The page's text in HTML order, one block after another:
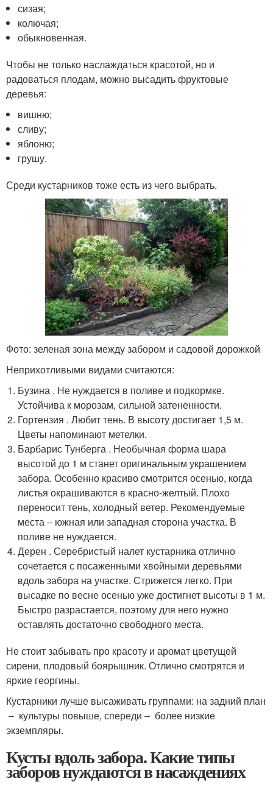
сизая;
колючая;
обыкновенная.
Чтобы не только наслаждаться красотой, но и
радоваться плодам, можно высадить фруктовые
деревья:
вишню;
сливу;
яблоню;
грушу.
Среди кустарников тоже есть из чего выбрать.
Фото: зеленая зона между забором и садовой дорожкой
Неприхотливыми видами считаются:
Бузина . Не нуждается в поливе и подкормке.
Устойчива к морозам, сильной затененности.
Гортензия . Любит тень. В высоту достигает 1,5 м.
Цветы напоминают метелки.
Барбарис Тунберга . Необычная форма шара
высотой до 1 м станет оригинальным украшением
забора. Особенно красиво смотрится осенью, когда
листья окрашиваются в красно-желтый. Плохо
переносит тень, холодный ветер. Рекомендуемые
места ‒ южная или западная сторона участка. В
поливе не нуждается.
Дерен . Серебристый налет кустарника отлично
сочетается с посаженными хвойными деревьями
вдоль забора на участке. Стрижется легко. При
высадке по весне осенью уже достигнет высоты в 1 м.
Быстро разрастается, поэтому для него нужно
оставлять достаточно свободного места.
Не стоит забывать про красоту и аромат цветущей
сирени, плодовый боярышник. Отлично смотрятся и
яркие георгины.
Кустарники лучше высаживать группами: на задний план
– культуры повыше, спереди – более низкие
экземпляры.
Кусты вдоль забора. Какие типы
заборов нуждаются в насаждениях